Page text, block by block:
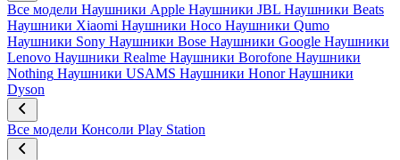
Все модели Наушники Apple Наушники JBL Наушники Beats
Наушники Xiaomi Наушники Hoco Наушники Qumo
Наушники Sony Наушники Bose Наушники Google Наушники
Lenovo Наушники Realme Наушники Borofone Наушники
Nothing Наушники USAMS Наушники Honor Наушники
Dyson
Все модели Консоли Play Station